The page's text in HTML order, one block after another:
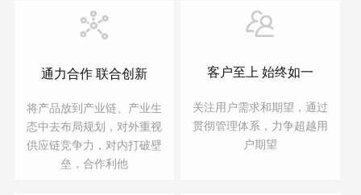
通力合作 联合创新
将产品放到产业链、产业生
态中去布局规划，对外重视
供应链竞争力，对内打破壁
垒，合作利他
客户至上 始终如一
关注用户需求和期望，通过
贯彻管理体系，力争超越用
户期望